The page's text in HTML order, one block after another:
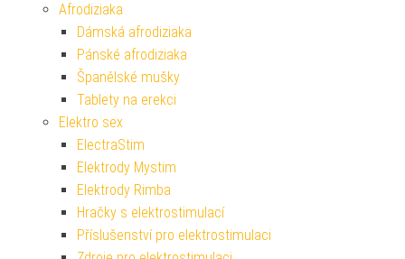
Afrodiziaka
Dámská afrodiziaka
Pánské afrodiziaka
Španělské mušky
Tablety na erekci
Elektro sex
ElectraStim
Elektrody Mystim
Elektrody Rimba
Hračky s elektrostimulací
Příslušenství pro elektrostimulaci